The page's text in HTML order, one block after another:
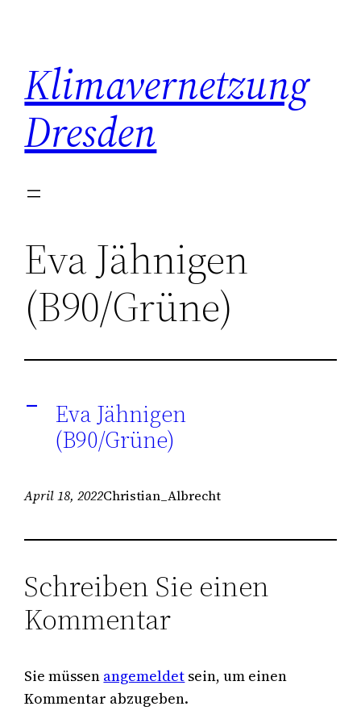
springen
Klimavernetzung
Dresden
Eva Jähnigen
(B90/Grüne)
A
Eva Jähnigen
(B90/Grüne)
April 18, 2022Christian_Albrecht
Schreiben Sie einen
Kommentar
Sie müssen angemeldet sein, um einen
Kommentar abzugeben.